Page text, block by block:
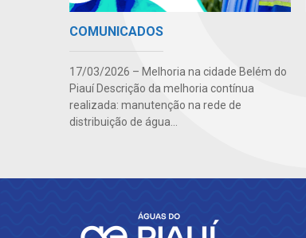
COMUNICADOS
17/03/2026 – Melhoria na cidade Belém do
Piauí Descrição da melhoria contínua
realizada: manutenção na rede de
distribuição de água...